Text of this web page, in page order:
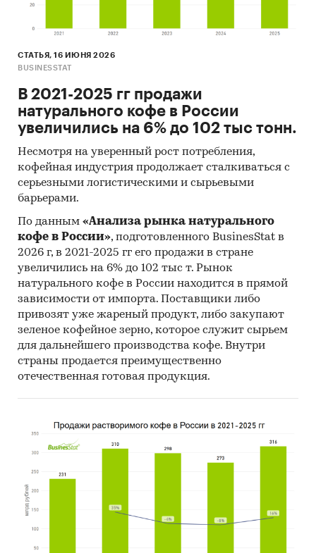
СТАТЬЯ, 16 ИЮНЯ 2026
BUSINESSTAT
В 2021-2025 гг продажи
натурального кофе в России
увеличились на 6% до 102 тыс тонн.
Несмотря на уверенный рост потребления,
кофейная индустрия продолжает сталкиваться с
серьезными логистическими и сырьевыми
барьерами.
По данным «Анализа рынка натурального
кофе в России», подготовленного BusinesStat в
2026 г, в 2021-2025 гг его продажи в стране
увеличились на 6% до 102 тыс т. Рынок
натурального кофе в России находится в прямой
зависимости от импорта. Поставщики либо
привозят уже жареный продукт, либо закупают
зеленое кофейное зерно, которое служит сырьем
для дальнейшего производства кофе. Внутри
страны продается преимущественно
отечественная готовая продукция.